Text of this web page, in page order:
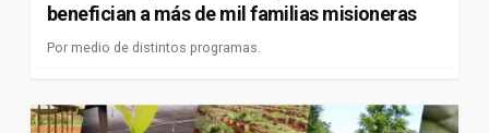
benefician a más de mil familias misioneras
Por medio de distintos programas.